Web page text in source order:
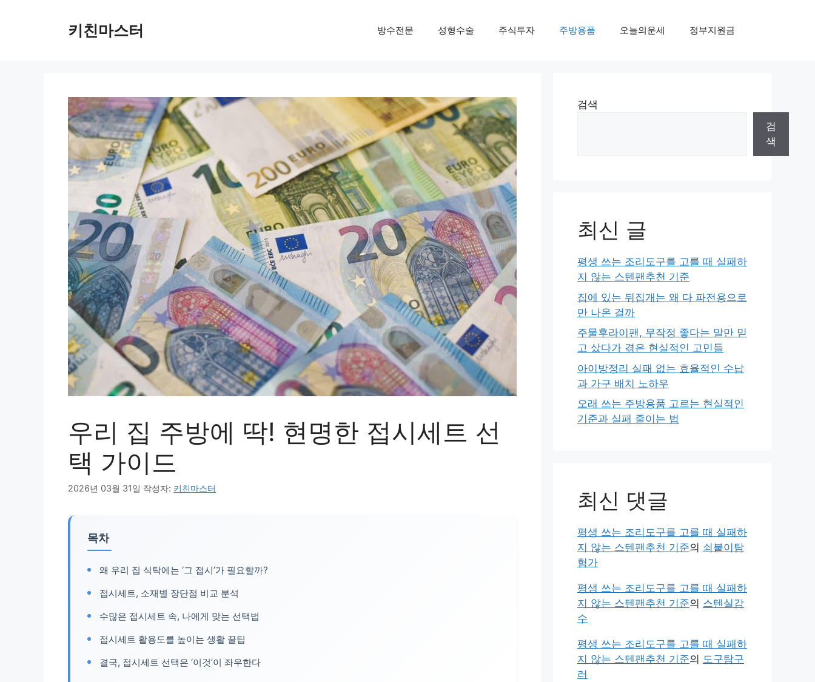
키친마스터 방수전문 성형수술 주식투자 주방용품 오늘의운세 정부지원금
우리 집 주방에 딱! 현명한 접시세트 선
택 가이드
2026년 03월 31일 작성자: 키친마스터
목차
왜 우리 집 식탁에는 ‘그 접시’가 필요할까?
접시세트, 소재별 장단점 비교 분석
수많은 접시세트 속, 나에게 맞는 선택법
접시세트 활용도를 높이는 생활 꿀팁
결국, 접시세트 선택은 ‘이것’이 좌우한다
검색
검
색
최신 글
평생 쓰는 조리도구를 고를 때 실패하
지 않는 스텐팬추천 기준
집에 있는 뒤집개는 왜 다 파전용으로
만 나온 걸까
주물후라이팬, 무작정 좋다는 말만 믿
고 샀다가 겪은 현실적인 고민들
아이방정리 실패 없는 효율적인 수납
과 가구 배치 노하우
오래 쓰는 주방용품 고르는 현실적인
기준과 실패 줄이는 법
최신 댓글
평생 쓰는 조리도구를 고를 때 실패하
지 않는 스텐팬추천 기준의 쇠붙이탐
험가
평생 쓰는 조리도구를 고를 때 실패하
지 않는 스텐팬추천 기준의 스텐실감
수
평생 쓰는 조리도구를 고를 때 실패하
지 않는 스텐팬추천 기준의 도구탐구
러